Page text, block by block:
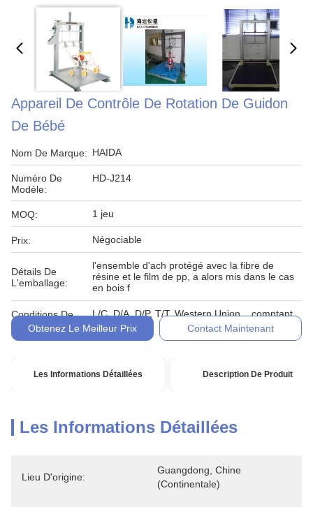
Appareil De Contrôle De Rotation De Guidon
De Bébé
Nom De Marque: HAIDA
Numéro De
Modèle:
HD-J214
MOQ: 1 jeu
Prix: Négociable
Détails De
L'emballage:
l'ensemble d'ach protégé avec la fibre de
résine et le film de pp, a alors mis dans le cas
en bois f
Conditions De
Paiement:
L/C, D/A, D/P, T/T, Western Union, , comptant,
engagement
Obtenez Le Meilleur Prix Contact Maintenant
Les Informations Détaillées Description De Produit
Les Informations Détaillées
Lieu D'origine:
Guangdong, Chine
(continentale)